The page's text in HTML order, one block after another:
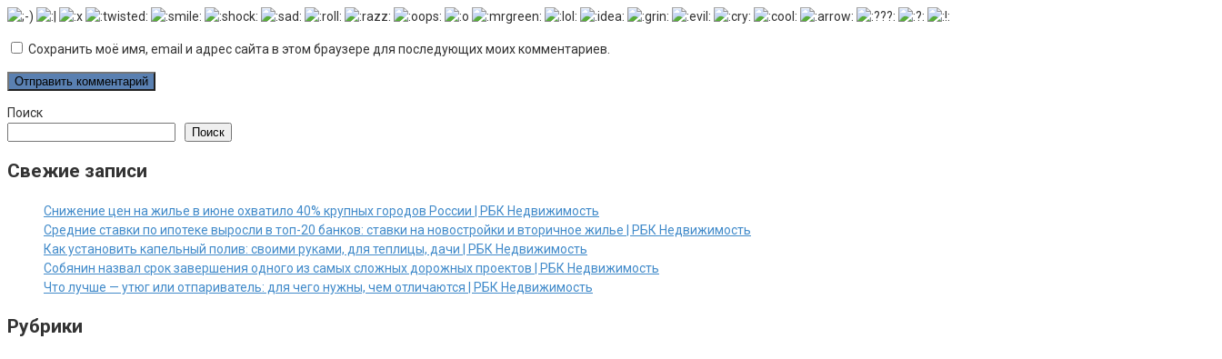
Сохранить моё имя, email и адрес сайта в этом браузере для последующих моих комментариев.
Поиск
Поиск
Свежие записи
Снижение цен на жилье в июне охватило 40% крупных городов России | РБК Недвижимость
Средние ставки по ипотеке выросли в топ-20 банков: ставки на новостройки и вторичное жилье | РБК Недвижимость
Как установить капельный полив: своими руками, для теплицы, дачи | РБК Недвижимость
Собянин назвал срок завершения одного из самых сложных дорожных проектов | РБК Недвижимость
Что лучше — утюг или отпариватель: для чего нужны, чем отличаются | РБК Недвижимость
Рубрики